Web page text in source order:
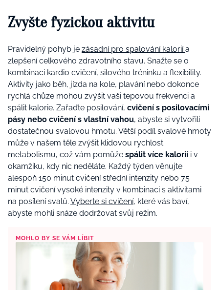
Zvyšte fyzickou aktivitu
Pravidelný pohyb je zásadní pro spalování kaloriía
zlepšení celkového zdravotního stavu. Snažte se o
kombinaci kardio cvičení, silového tréninku a flexibility.
Aktivity jako běh, jízda na kole, plavání nebo dokonce
rychlá chůze mohou zvýšit vaši tepovou frekvenci a
spálit kalorie. Zařaďte posilování, cvičení s posilovacími
pásy nebo cvičení s vlastní vahou, abyste si vytvořili
dostatečnou svalovou hmotu. Větší podíl svalové hmoty
může v našem těle zvýšit klidovou rychlost
metabolismu, což vám pomůže spálit více kalorií i v
okamžiku, kdy nic neděláte. Každý týden věnujte
alespoň 150 minut cvičení střední intenzity nebo 75
minut cvičení vysoké intenzity v kombinaci s aktivitami
na posílení svalů. Vyberte si cvičení, které vás baví,
abyste mohli snáze dodržovat svůj režim.
MOHLO BY SE VÁM LÍBIT